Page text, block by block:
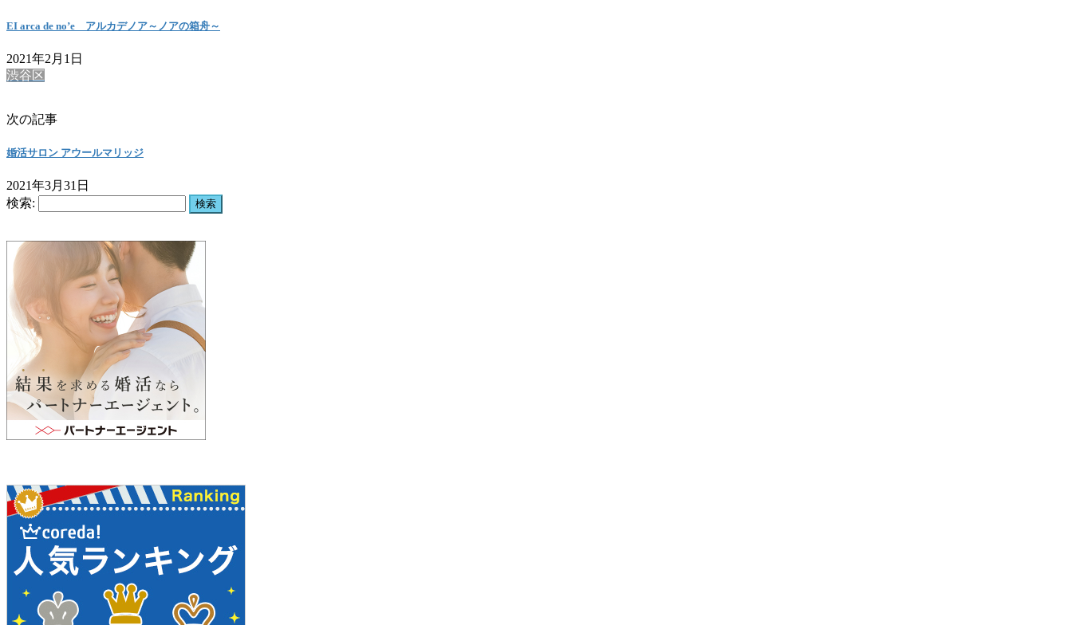
EI arca de no’e アルカデノア～ノアの箱舟～
2021年2月1日
渋谷区
次の記事
婚活サロン アウールマリッジ
2021年3月31日
検索: